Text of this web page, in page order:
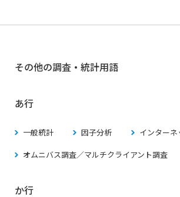
その他の調査・統計用語
あ行
一般統計 因子分析
インター
オムニバス調査／マルチクライアント調査
か行